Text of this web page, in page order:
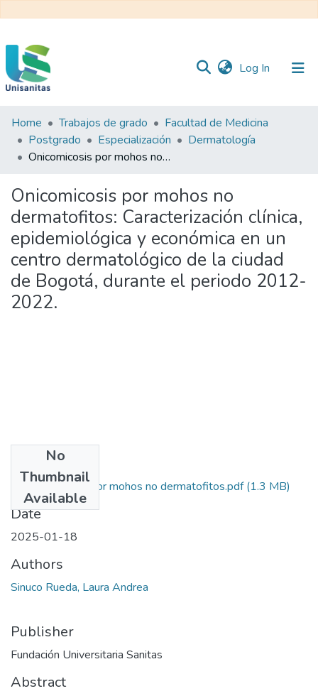
Log In (current)
Inicio
Web
Unisanitas
Web
Home Trabajos de grado
Facultad de Medicina
Postgrado
Especialización
Dermatología
Onicomicosis por mohos no dermatofitos: Caracterización clínica, epidemiológica y económica en un centro dermatológico de la ciudad de Bogotá, durante el periodo 2012- 2022.
Onicomicosis por mohos no
dermatofitos: Caracterización clínica,
epidemiológica y económica en un
centro dermatológico de la ciudad
de Bogotá, durante el periodo 2012-
2022.
No
Thumbnail
Available
Onicomicosis por mohos no dermatofitos.pdf(1.3 MB)
Date
2025-01-18
Authors
Sinuco Rueda, Laura Andrea
Publisher
Fundación Universitaria Sanitas
Abstract